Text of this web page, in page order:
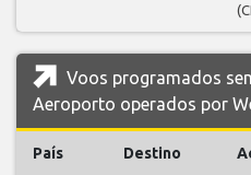
Voos programados
Aeroporto operados por
País Destino